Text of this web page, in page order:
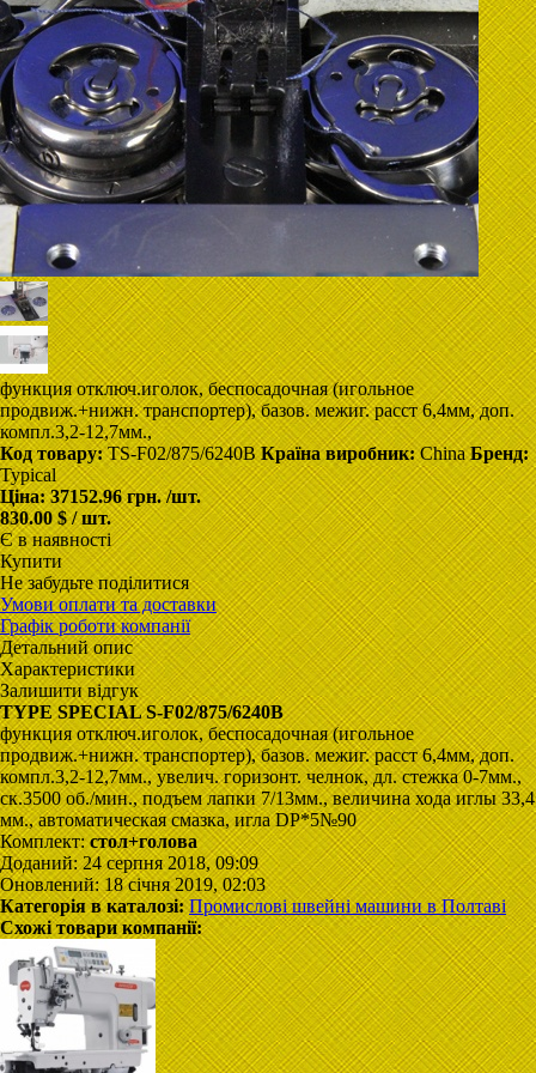
функция отключ.иголок, беспосадочная (игольное
продвиж.+нижн. транспортер), базов. межиг. расст 6,4мм, доп.
компл.3,2-12,7мм.,
Код товару:TS-F02/875/6240B Країна виробник:Сhina Бренд:
Typical
Ціна:37152.96 грн./шт.
830.00 $ / шт.
Є в наявності
Купити
Не забудьте поділитися
Умови оплати та доставки
Графік роботи компанії
Детальний опис
Характеристики
Залишити відгук
TYPE SPECIAL S-F02/875/6240B
функция отключ.иголок, беспосадочная (игольное
продвиж.+нижн. транспортер), базов. межиг. расст 6,4мм, доп.
компл.3,2-12,7мм., увелич. горизонт. челнок, дл. стежка 0-7мм.,
ск.3500 об./мин., подъем лапки 7/13мм., величина хода иглы 33,4
мм., автоматическая смазка, игла DР*5№90
Комплект:стол+голова
Доданий: 24 серпня 2018, 09:09
Оновлений: 18 січня 2019, 02:03
Категорія в каталозі: Промислові швейні машини в Полтаві
Схожі товари компанії: